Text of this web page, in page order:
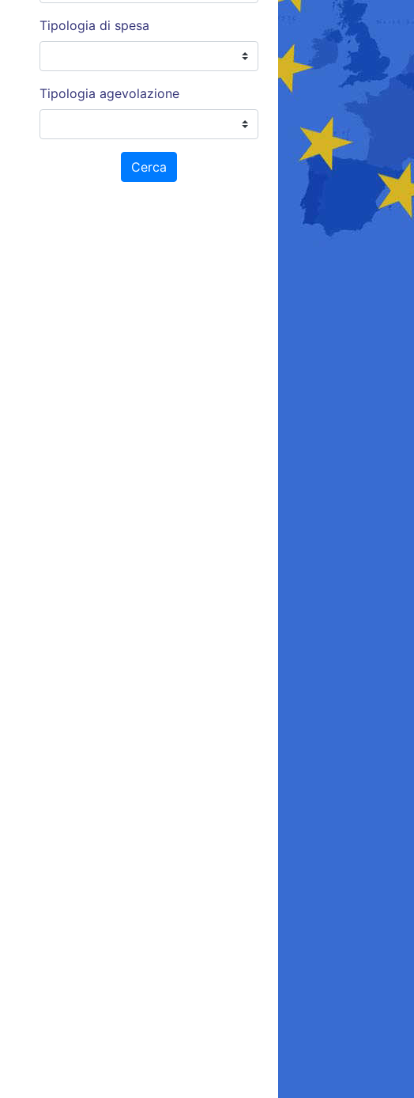
Tipologia di spesa
Tipologia agevolazione
Cerca